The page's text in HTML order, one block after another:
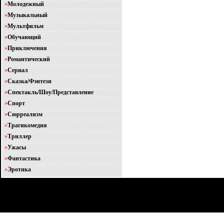
»Молодежный
»Музыкальный
»Мультфильм
»Обучающий
»Приключения
»Романтический
»Сериал
»Сказка/Фэнтези
»Спектакль/Шоу/Представление
»Спорт
»Сюрреализм
»Трагикомедия
»Триллер
»Ужасы
»Фантастика
»Эротика